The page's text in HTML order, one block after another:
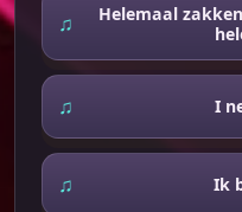
Helemaal
I
Ik